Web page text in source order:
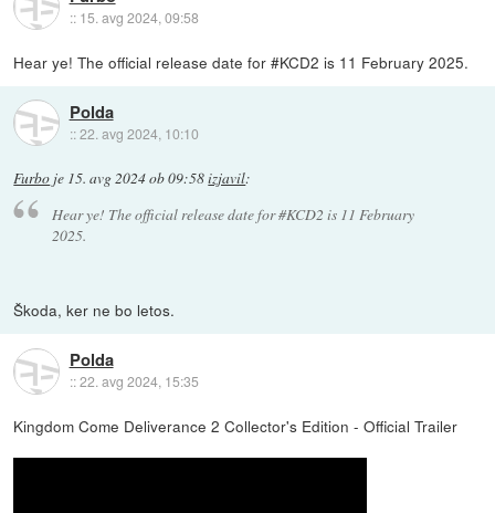
:: 15. avg 2024, 09:58
Hear ye! The official release date for #KCD2 is 11 February 2025.
Polda
::22. avg 2024, 10:10
Furbo je 15. avg 2024 ob 09:58izjavil:
Hear ye! The official release date for #KCD2 is 11 February
2025.
Škoda, ker ne bo letos.
Polda
::22. avg 2024, 15:35
Kingdom Come Deliverance 2 Collector's Edition - Official Trailer